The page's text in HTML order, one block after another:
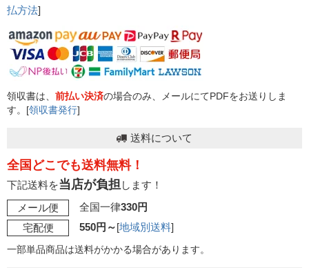
払方法]
領収書は、 前払い決済の場合のみ、メールにてPDFをお送りしま
す。[領収書発行]
送料について
全国どこでも送料無料！
下記送料を当店が負担します！
メール便
全国一律330円
宅配便
550円～[地域別送料]
一部単品商品は送料がかかる場合があります。